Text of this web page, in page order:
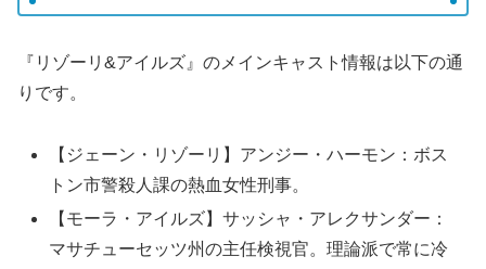
『リゾーリ&アイルズ』のメインキャスト情報は以下の通
りです。
【ジェーン・リゾーリ】アンジー・ハーモン：ボス
トン市警殺人課の熱血女性刑事。
【モーラ・アイルズ】サッシャ・アレクサンダー：
マサチューセッツ州の主任検視官。理論派で常に冷